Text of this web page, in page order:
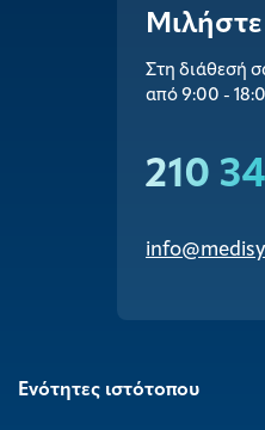
Στη διάθεσή
από 9:00 -
210
Ενότητες ιστότοπου